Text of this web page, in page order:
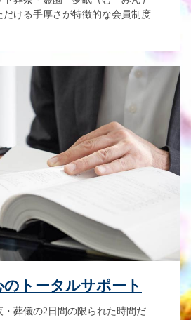
だける手厚さが特徴的な会員制度
トータルサポート
葬儀の2日間の限られた時間だ